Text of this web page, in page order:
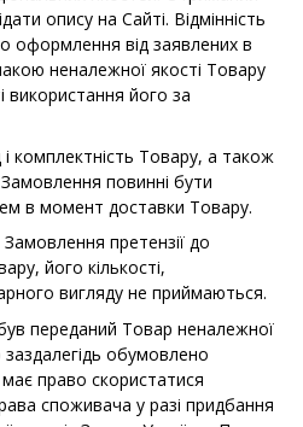
опису на Сайті. Відмінність
оформлення від заявлених в
неналежної якості Товару
його за
і комплектність Товару, а також
повинні бути
в момент доставки Товару.
претензії до
його кількості,
вигляду не приймаються.
переданий Товар неналежної
обумовлено
право скористатися
споживача у разі придбання